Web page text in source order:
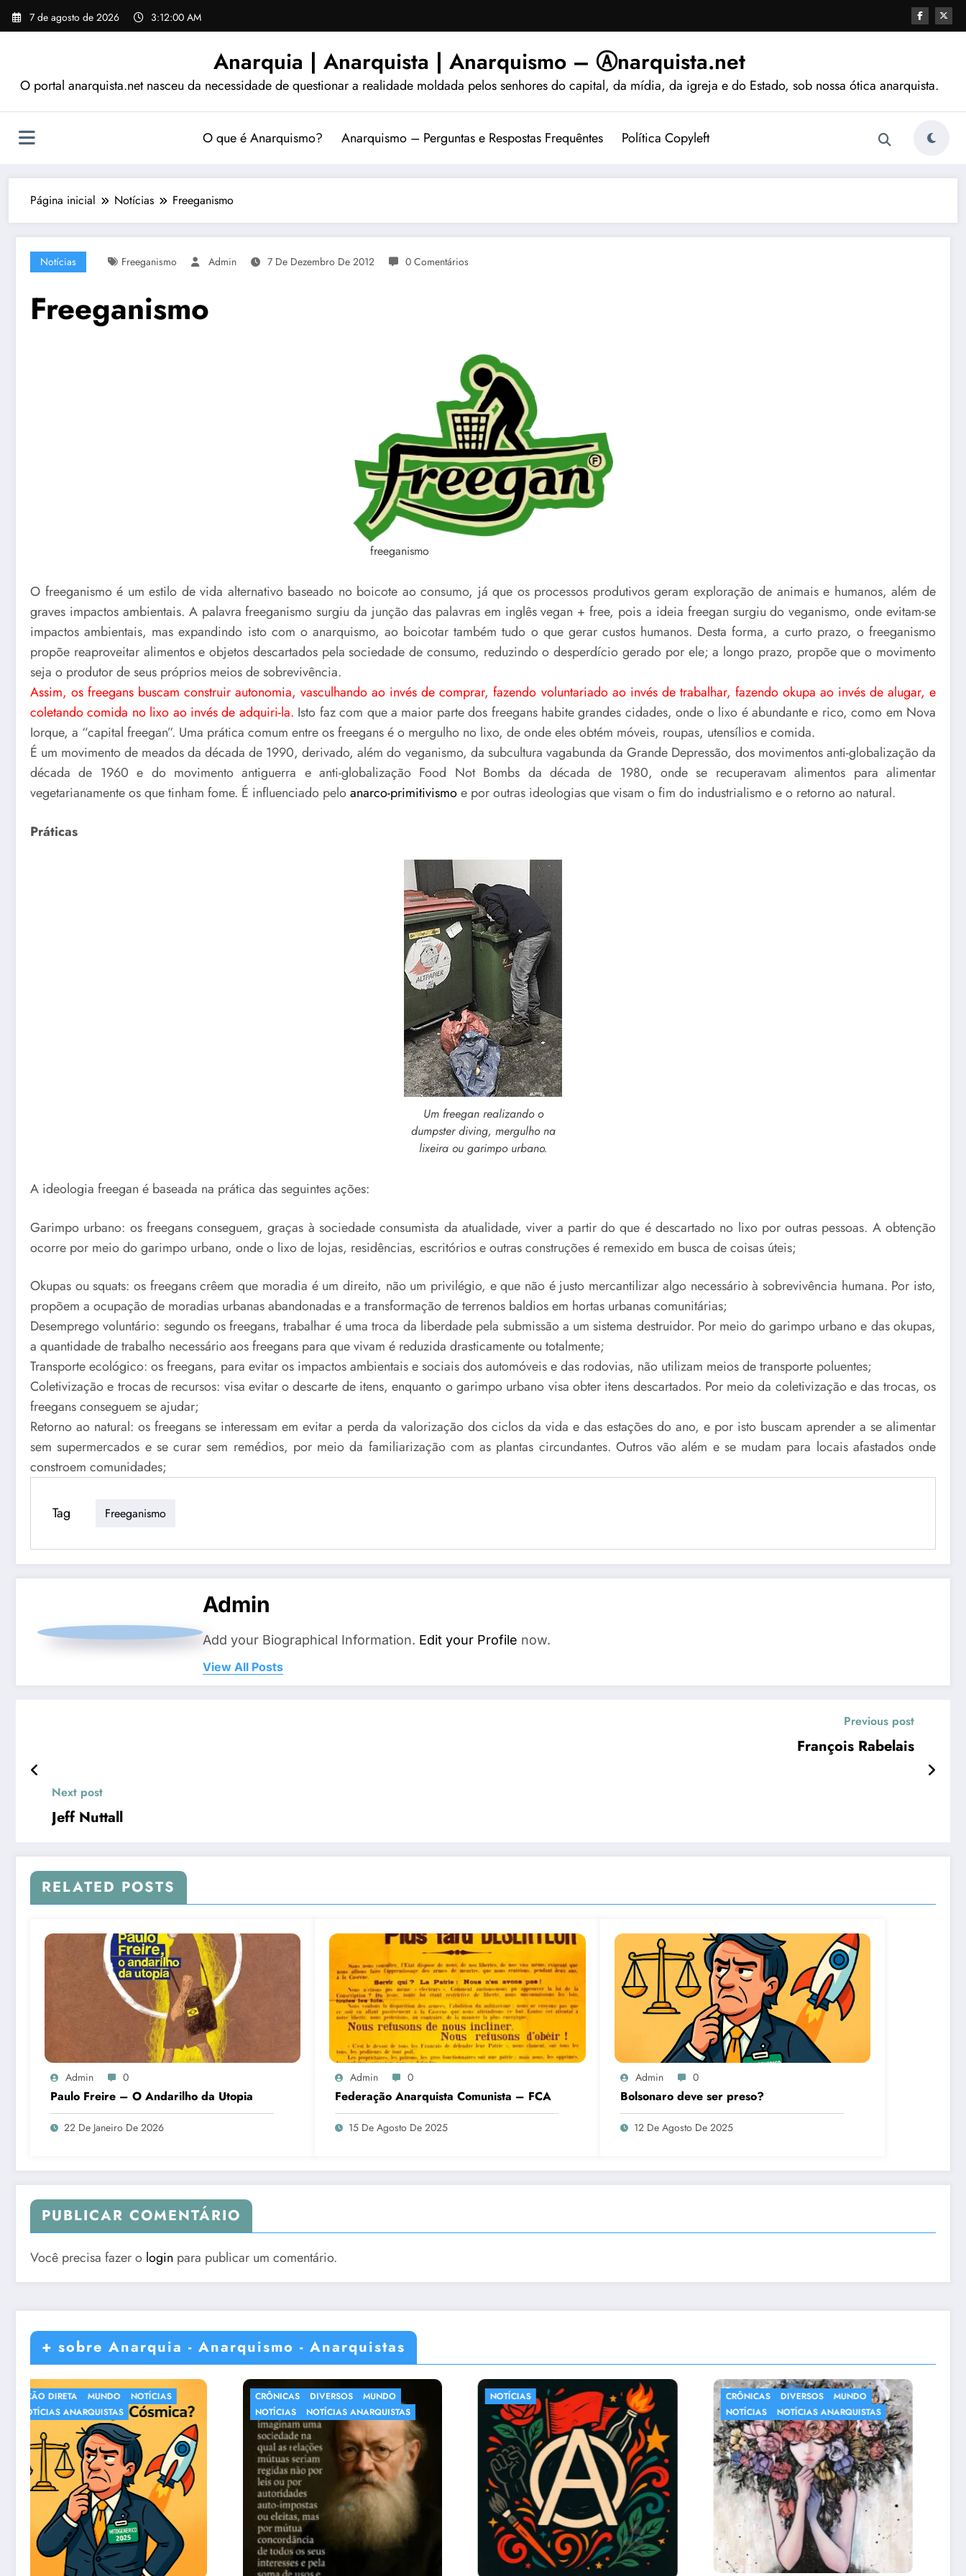
Pular
para
7 de agosto de 2026 3:12:01 AM
Anarquia | Anarquista | Anarquismo – Ⓐnarquista.net
O portal anarquista.net nasceu da necessidade de questionar a realidade moldada pelos senhores do capital, da mídia, da igreja e do Estado, sob nossa ótica anarquista.
O que é Anarquismo? Anarquismo – Perguntas e Respostas Frequêntes Política Copyleft
Página inicial Notícias Freeganismo
Notícias Freeganismo Admin 7 De Dezembro De 2012 0 Comentários
Freeganismo
freeganismo
O freeganismo é um estilo de vida alternativo baseado no boicote ao consumo, já que os processos produtivos geram exploração de animais e humanos, além de
graves impactos ambientais. A palavra freeganismo surgiu da junção das palavras em inglês vegan + free, pois a ideia freegan surgiu do veganismo, onde evitam-se
impactos ambientais, mas expandindo isto com o anarquismo, ao boicotar também tudo o que gerar custos humanos. Desta forma, a curto prazo, o freeganismo
propõe reaproveitar alimentos e objetos descartados pela sociedade de consumo, reduzindo o desperdício gerado por ele; a longo prazo, propõe que o movimento
seja o produtor de seus próprios meios de sobrevivência.
Assim, os freegans buscam construir autonomia, vasculhando ao invés de comprar, fazendo voluntariado ao invés de trabalhar, fazendo okupa ao invés de alugar, e
coletando comida no lixo ao invés de adquiri-la. Isto faz com que a maior parte dos freegans habite grandes cidades, onde o lixo é abundante e rico, como em Nova
Iorque, a “capital freegan”. Uma prática comum entre os freegans é o mergulho no lixo, de onde eles obtém móveis, roupas, utensílios e comida.
É um movimento de meados da década de 1990, derivado, além do veganismo, da subcultura vagabunda da Grande Depressão, dos movimentos anti-globalização da
década de 1960 e do movimento antiguerra e anti-globalização Food Not Bombs da década de 1980, onde se recuperavam alimentos para alimentar
vegetarianamente os que tinham fome. É influenciado peloanarco-primitivismoe por outras ideologias que visam o fim do industrialismo e o retorno ao natural.
Práticas
Um freegan realizando o
dumpster diving, mergulho na
lixeira ou garimpo urbano.
A ideologia freegan é baseada na prática das seguintes ações:
Garimpo urbano: os freegans conseguem, graças à sociedade consumista da atualidade, viver a partir do que é descartado no lixo por outras pessoas. A obtenção
ocorre por meio do garimpo urbano, onde o lixo de lojas, residências, escritórios e outras construções é remexido em busca de coisas úteis;
Okupas ou squats: os freegans crêem que moradia é um direito, não um privilégio, e que não é justo mercantilizar algo necessário à sobrevivência humana. Por isto,
propõem a ocupação de moradias urbanas abandonadas e a transformação de terrenos baldios em hortas urbanas comunitárias;
Desemprego voluntário: segundo os freegans, trabalhar é uma troca da liberdade pela submissão a um sistema destruidor. Por meio do garimpo urbano e das okupas,
a quantidade de trabalho necessário aos freegans para que vivam é reduzida drasticamente ou totalmente;
Transporte ecológico: os freegans, para evitar os impactos ambientais e sociais dos automóveis e das rodovias, não utilizam meios de transporte poluentes;
Coletivização e trocas de recursos: visa evitar o descarte de itens, enquanto o garimpo urbano visa obter itens descartados. Por meio da coletivização e das trocas, os
freegans conseguem se ajudar;
Retorno ao natural: os freegans se interessam em evitar a perda da valorização dos ciclos da vida e das estações do ano, e por isto buscam aprender a se alimentar
sem supermercados e se curar sem remédios, por meio da familiarização com as plantas circundantes. Outros vão além e se mudam para locais afastados onde
constroem comunidades;
Tag Freeganismo
Admin
Add your Biographical Information. Edit your Profile now.
View All Posts
Previous post
François Rabelais
Next post
Jeff Nuttall
RELATED POSTS
Admin 0
Paulo Freire – O Andarilho da Utopia
22 De Janeiro De 2026
Admin 0
Federação Anarquista Comunista – FCA
15 De Agosto De 2025
Admin 0
Bolsonaro deve ser preso?
12 De Agosto De 2025
PUBLICAR COMENTÁRIO
Você precisa fazer o login para publicar um comentário.
+ sobre Anarquia - Anarquismo - Anarquistas
CRÔNICAS DIVERSOS
MUNDO
NOTÍCIAS
NOTÍCIAS ANARQUISTAS
NOTÍCIAS CRÔNICAS DIVERSOS
MUNDO
NOTÍCIAS
NOTÍCIAS ANARQUISTAS
NOTÍCIAS